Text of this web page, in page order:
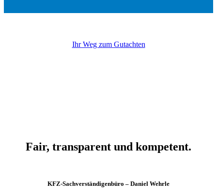
Ihr Weg zum Gutachten
Fair, transparent und kompetent.
KFZ-Sachverständigenbüro – Daniel Wehrle